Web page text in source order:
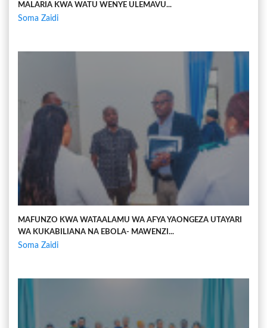
MALARIA KWA WATU WENYE ULEMAVU...
Soma Zaidi
MAFUNZO KWA WATAALAMU WA AFYA YAONGEZA UTAYARI
WA KUKABILIANA NA EBOLA- MAWENZI...
Soma Zaidi